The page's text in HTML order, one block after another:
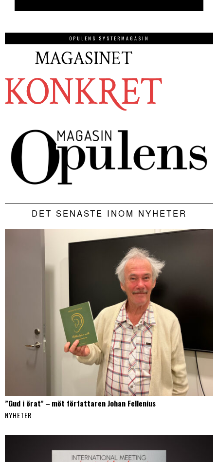
OPULENS SYSTERMAGASIN
DET SENASTE INOM NYHETER
”Gud i örat” ‒ möt författaren Johan Fellenius
NYHETER